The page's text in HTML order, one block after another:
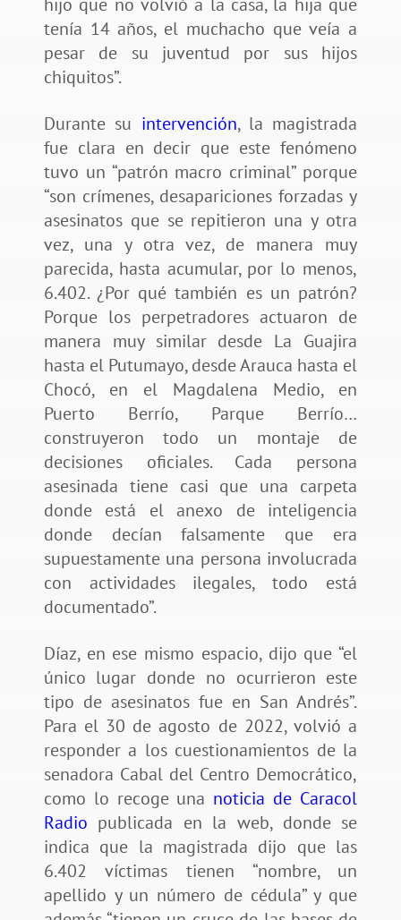
tenía 14 años, el muchacho que veía a
pesar de su juventud por sus hijos
chiquitos”.
Durante su intervención, la magistrada
fue clara en decir que este fenómeno
tuvo un “patrón macro criminal” porque
“son crímenes, desapariciones forzadas y
asesinatos que se repitieron una y otra
vez, una y otra vez, de manera muy
parecida, hasta acumular, por lo menos,
6.402. ¿Por qué también es un patrón?
Porque los perpetradores actuaron de
manera muy similar desde La Guajira
hasta el Putumayo, desde Arauca hasta el
Chocó, en el Magdalena Medio, en
Puerto Berrío, Parque Berrío…
construyeron todo un montaje de
decisiones oficiales. Cada persona
asesinada tiene casi que una carpeta
donde está el anexo de inteligencia
donde decían falsamente que era
supuestamente una persona involucrada
con actividades ilegales, todo está
documentado”.
Díaz, en ese mismo espacio, dijo que “el
único lugar donde no ocurrieron este
tipo de asesinatos fue en San Andrés”.
Para el 30 de agosto de 2022, volvió a
responder a los cuestionamientos de la
senadora Cabal del Centro Democrático,
como lo recoge una noticia de Caracol
Radio publicada en la web, donde se
indica que la magistrada dijo que las
6.402 víctimas tienen “nombre, un
apellido y un número de cédula” y que